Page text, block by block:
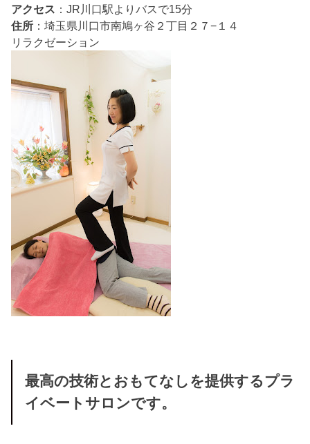
アクセス ：JR川口駅よりバスで15分
住所 ：埼玉県川口市南鳩ヶ谷２丁目２７−１４
リラクゼーション
最高の技術とおもてなしを提供するプラ
イベートサロンです。